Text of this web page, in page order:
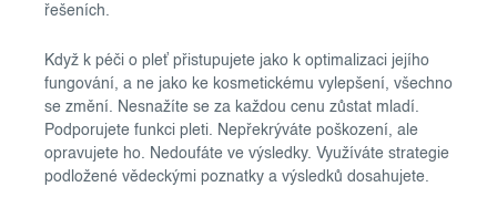
řešeních.
Když k péči o pleť přistupujete jako k optimalizaci jejího
fungování, a ne jako ke kosmetickému vylepšení, všechno
se změní. Nesnažíte se za každou cenu zůstat mladí.
Podporujete funkci pleti. Nepřekrýváte poškození, ale
opravujete ho. Nedoufáte ve výsledky. Využíváte strategie
podložené vědeckými poznatky a výsledků dosahujete.